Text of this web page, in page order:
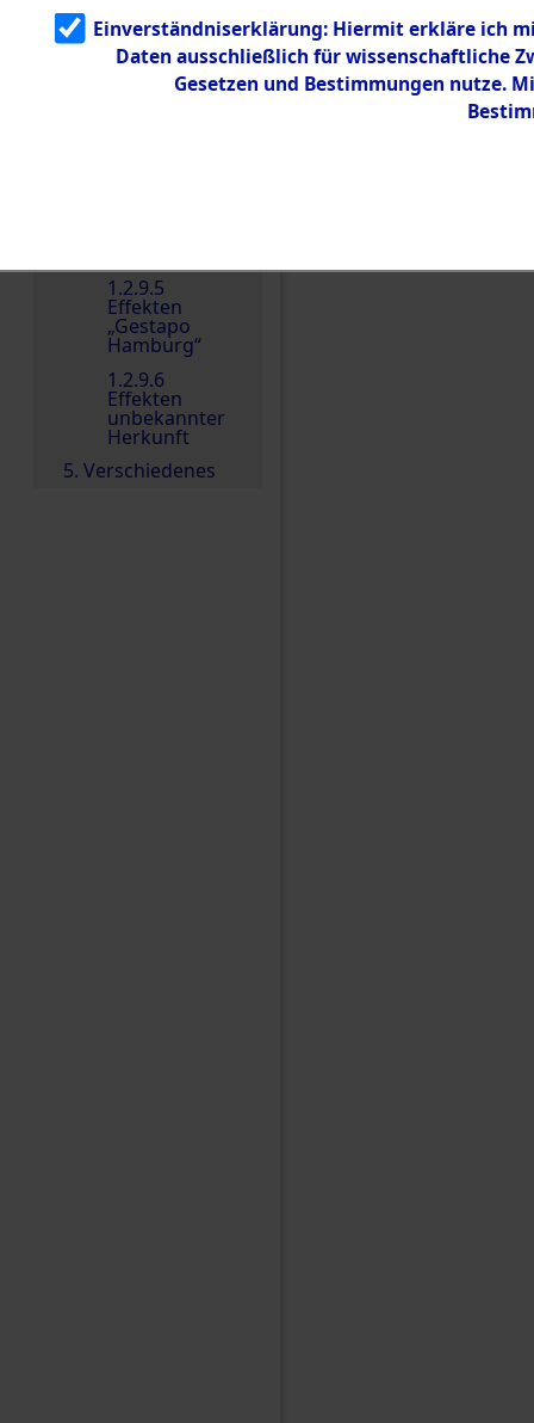
1.2.9.3
Effekten aus
dem KZ
Neuengamm
1.2.9.5
Effekten
„Gestapo
Hamburg“
1.2.9.6
Effekten
unbekannter
Herkunft
5. Verschiedenes
Einen Kommentar
Einverständniserklärung: Hiermit erkläre ich
Daten ausschließlich für wissenschaftliche
Gesetzen und Bestimmungen nutze.